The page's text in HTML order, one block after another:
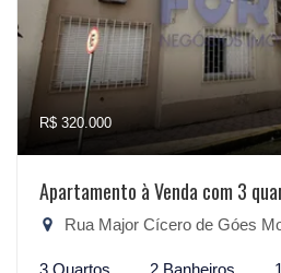
R$ 320.000
Apartamento à Venda com 3
Rua Major Cícero de Góes
3 Quartos 2 Banheiros